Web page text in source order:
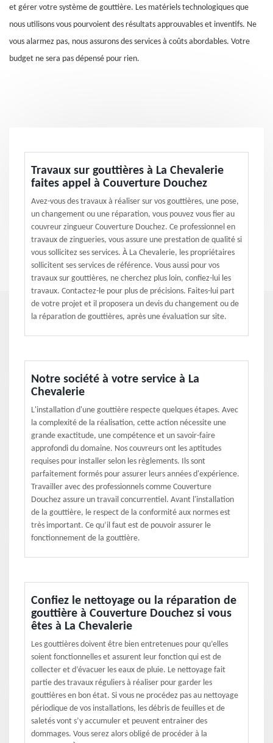
et gérer votre système de gouttière. Les matériels technologiques que
nous utilisons vous pourvoient des résultats approuvables et inventifs. Ne
vous alarmez pas, nous assurons des services à coûts abordables. Votre
budget ne sera pas dépensé pour rien.
Travaux sur gouttières à La Chevalerie
faites appel à Couverture Douchez
Avez-vous des travaux à réaliser sur vos gouttières, une pose,
un changement ou une réparation, vous pouvez vous fier au
couvreur zingueur Couverture Douchez. Ce professionnel en
travaux de zingueries, vous assure une prestation de qualité si
vous sollicitez ses services. À La Chevalerie, les propriétaires
sollicitent ses services de référence. Vous aussi pour vos
travaux sur gouttières, ne cherchez plus loin, confiez-lui les
travaux. Contactez-le pour plus de précisions. Faites-lui part
de votre projet et il proposera un devis du changement ou de
la réparation de gouttières, après une évaluation sur site.
Notre société à votre service à La
Chevalerie
L'installation d'une gouttière respecte quelques étapes. Avec
la complexité de la réalisation, cette action nécessite une
grande exactitude, une compétence et un savoir-faire
approfondi du domaine. Nos couvreurs ont les aptitudes
requises pour installer selon les règlements. Ils sont
parfaitement formés pour assurer leurs années d'expérience.
Travailler avec des professionnels comme Couverture
Douchez assure un travail concurrentiel. Avant l'installation
de la gouttière, le respect de la conformité aux normes est
très important. Ce qu’il faut est de pouvoir assurer le
fonctionnement de la gouttière.
Confiez le nettoyage ou la réparation de
gouttière à Couverture Douchez si vous
êtes à La Chevalerie
Les gouttières doivent être bien entretenues pour qu’elles
soient fonctionnelles et assurent leur fonction qui est de
collecter et d’évacuer les eaux de pluie. Le nettoyage fait
partie des travaux réguliers à réaliser pour garder les
gouttières en bon état. Si vous ne procédez pas au nettoyage
périodique de vos installations, les débris de feuilles et de
saletés vont s’y accumuler et peuvent entrainer des
dommages. Vous serez alors obligé de procéder à la